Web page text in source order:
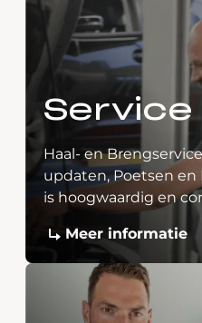
Service
Haal- en
updaten, Poetsen en
is hoogwaardig en
Meer informatie